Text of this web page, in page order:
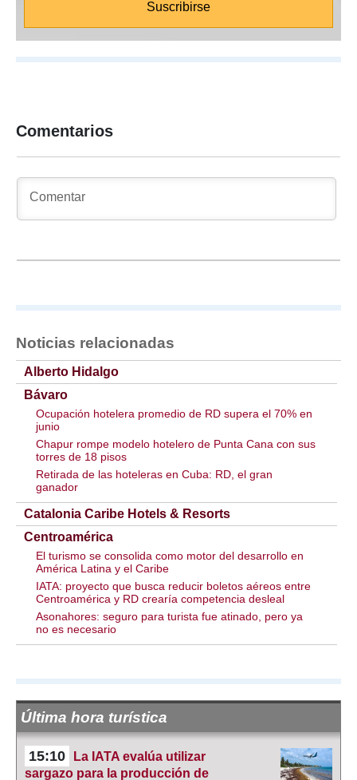
Comentarios
Noticias relacionadas
Alberto Hidalgo
Bávaro
Ocupación hotelera promedio de RD supera el 70% en
junio
Chapur rompe modelo hotelero de Punta Cana con sus
torres de 18 pisos
Retirada de las hoteleras en Cuba: RD, el gran
ganador
Catalonia Caribe Hotels & Resorts
Centroamérica
El turismo se consolida como motor del desarrollo en
América Latina y el Caribe
IATA: proyecto que busca reducir boletos aéreos entre
Centroamérica y RD crearía competencia desleal
Asonahores: seguro para turista fue atinado, pero ya
no es necesario
Última hora turística
15:10
La IATA evalúa utilizar
sargazo para la producción de